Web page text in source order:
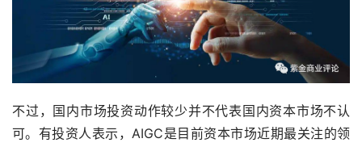
不过，国内市场投资动作较少并不代表国内资本市场不认
可。有投资人表示，AIGC是目前资本市场近期最关注的领